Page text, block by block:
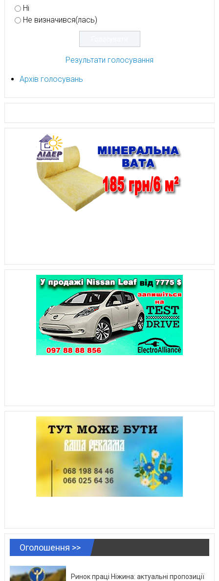
Ні
Не визначився(лась)
Результати голосування
Архів голосувань
Оголошення >>
Ринок праці Ніжина: актуальні пропозиції